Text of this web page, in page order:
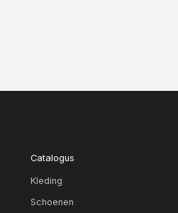
Catalogus
Kleding
Schoenen